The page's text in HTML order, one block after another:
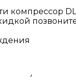
компрессор